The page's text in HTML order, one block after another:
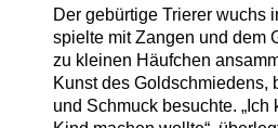
Der gebürtige Trierer wuchs
spielte mit Zangen und dem
zu kleinen Häufchen
Kunst des Goldschmiedens,
und Schmuck besuchte.